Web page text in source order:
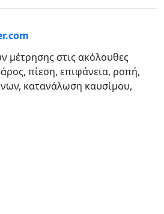
μέτρησης στις ακόλουθες
πίεση, επιφάνεια, ροπή,
κατανάλωση καυσίμου,